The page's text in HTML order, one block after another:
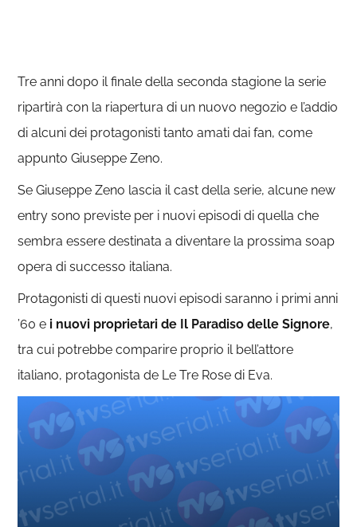
Tre anni dopo il finale della seconda stagione la serie
ripartirà con la riapertura di un nuovo negozio e l’addio
di alcuni dei protagonisti tanto amati dai fan, come
appunto Giuseppe Zeno.
Se Giuseppe Zeno lascia il cast della serie, alcune new
entry sono previste per i nuovi episodi di quella che
sembra essere destinata a diventare la prossima soap
opera di successo italiana.
Protagonisti di questi nuovi episodi saranno i primi anni
’60 e i nuovi proprietari de Il Paradiso delle Signore,
tra cui potrebbe comparire proprio il bell’attore
italiano, protagonista de Le Tre Rose di Eva.